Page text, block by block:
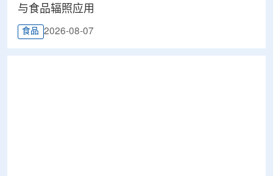
与食品辐照应用
食品 2026-08-07